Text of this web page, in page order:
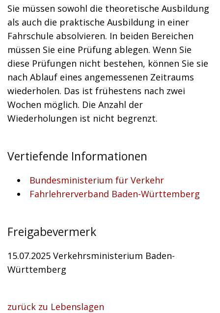
Sie müssen sowohl die theoretische Ausbildung
als auch die praktische Ausbildung in einer
Fahrschule absolvieren. In beiden Bereichen
müssen Sie eine Prüfung ablegen. Wenn Sie
diese Prüfungen nicht bestehen, können Sie sie
nach Ablauf eines angemessenen Zeitraums
wiederholen. Das ist frühestens nach zwei
Wochen möglich. Die Anzahl der
Wiederholungen ist nicht begrenzt.
Vertiefende Informationen
Bundesministerium für Verkehr
Fahrlehrerverband Baden-Württemberg
Freigabevermerk
15.07.2025 Verkehrsministerium Baden-
Württemberg
zurück zu Lebenslagen